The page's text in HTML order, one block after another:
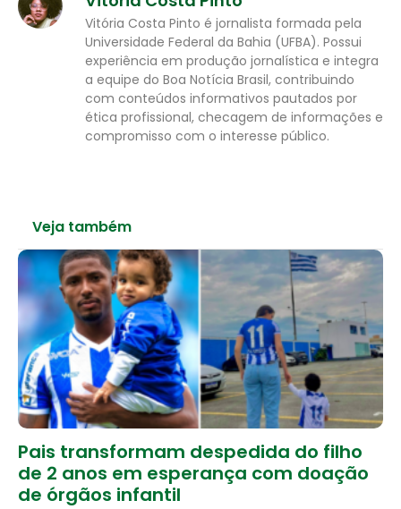
Vitória Costa Pinto é jornalista formada pela
Universidade Federal da Bahia (UFBA). Possui
experiência em produção jornalística e integra
a equipe do Boa Notícia Brasil, contribuindo
com conteúdos informativos pautados por
ética profissional, checagem de informações e
compromisso com o interesse público.
Veja também
Pais transformam despedida do filho
de 2 anos em esperança com doação
de órgãos infantil